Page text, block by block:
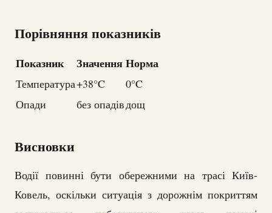
Порівняння показників
Показник ЗначенняНорма
Температура+38°C
0°C
Опади
без опадівдощ
Висновки
Водії повинні бути обережними на трасі Київ-
Ковель, оскільки ситуація з дорожнім покриттям